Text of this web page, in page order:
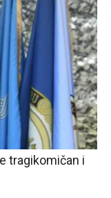
tragikomičan i